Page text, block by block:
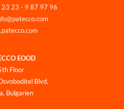
23 23 - 9 87 97 96
EOOD
Floor
Blvd.
Bulgarien